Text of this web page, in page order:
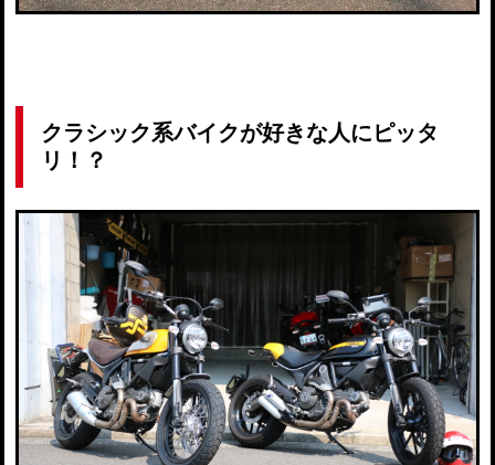
クラシック系バイクが好きな人にピッタ
リ！？